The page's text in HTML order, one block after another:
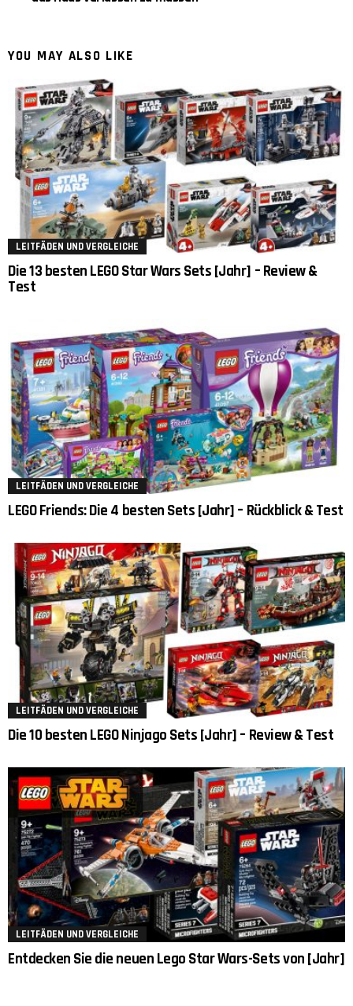
YOU MAY ALSO LIKE
LEITFÄDEN UND VERGLEICHE
Die 13 besten LEGO Star Wars Sets [Jahr] – Review &
Test
LEITFÄDEN UND VERGLEICHE
LEGO Friends: Die 4 besten Sets [Jahr] – Rückblick & Test
LEITFÄDEN UND VERGLEICHE
Die 10 besten LEGO Ninjago Sets [Jahr] – Review & Test
LEITFÄDEN UND VERGLEICHE
Entdecken Sie die neuen Lego Star Wars-Sets von [Jahr]